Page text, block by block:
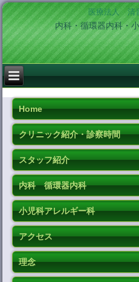
医療法人 清
内科・循環器内科・
Home
クリニック紹介・診察時間
スタッフ紹介
内科 循環器内科
小児科アレルギー科
アクセス
理念